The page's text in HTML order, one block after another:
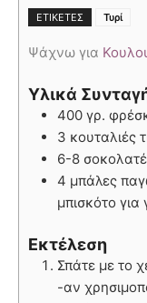
ΕΤΙΚΈΤΕΣ Τυρί
Ψάχνω για
Υλικά
400 γρ.
3 κουταλιές
6-8
4 μπάλες
μπισκότο για
Εκτέλεση
Σπάτε με το
-αν